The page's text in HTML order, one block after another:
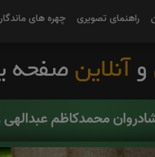
راهنمای تصویری چهره های ماندگار
محمدکاظم عبدالهی